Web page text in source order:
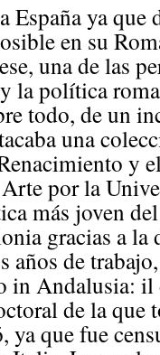
España ya que
en su
una de las
la política
todo, de un
una
y
por la
más joven
gracias a la
años de
in Andalusia:
de la que
ya que fue